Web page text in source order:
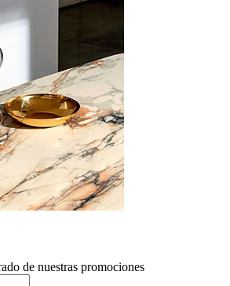
de nuestras promociones